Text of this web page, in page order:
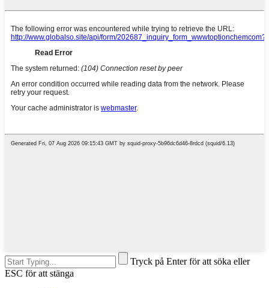
Tryck på Enter för att söka eller
ESC för att stänga